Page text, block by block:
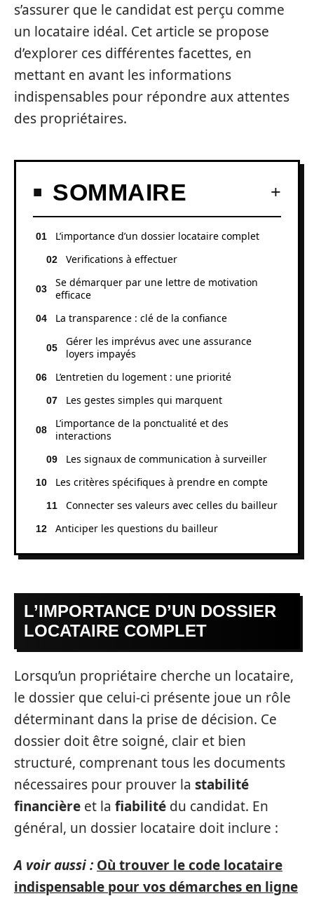
s’assurer que le candidat est perçu comme
un locataire idéal. Cet article se propose
d’explorer ces différentes facettes, en
mettant en avant les informations
indispensables pour répondre aux attentes
des propriétaires.
SOMMAIRE
L’importance d’un dossier locataire complet
Verifications à effectuer
Se démarquer par une lettre de motivation
efficace
La transparence : clé de la confiance
Gérer les imprévus avec une assurance
loyers impayés
L’entretien du logement : une priorité
Les gestes simples qui marquent
L’importance de la ponctualité et des
interactions
Les signaux de communication à surveiller
Les critères spécifiques à prendre en compte
Connecter ses valeurs avec celles du bailleur
Anticiper les questions du bailleur
L’IMPORTANCE D’UN DOSSIER
LOCATAIRE COMPLET
Lorsqu’un propriétaire cherche un locataire,
le dossier que celui-ci présente joue un rôle
déterminant dans la prise de décision. Ce
dossier doit être soigné, clair et bien
structuré, comprenant tous les documents
nécessaires pour prouver la stabilité
financière et la fiabilité du candidat. En
général, un dossier locataire doit inclure :
A voir aussi : Où trouver le code locataire
indispensable pour vos démarches en ligne